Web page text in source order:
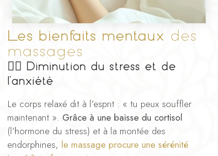
Les bienfaits mentaux des
massages
Diminution du stress et de
l’anxiété
Le corps relaxé dit à l’esprit : « tu peux souffler
maintenant ». Grâce à une baisse du cortisol
(l’hormone du stress) et à la montée des
endorphines, le massage procure une sérénité